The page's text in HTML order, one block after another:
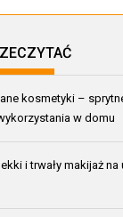
kosmetyki –
w domu
i trwały makijaż na